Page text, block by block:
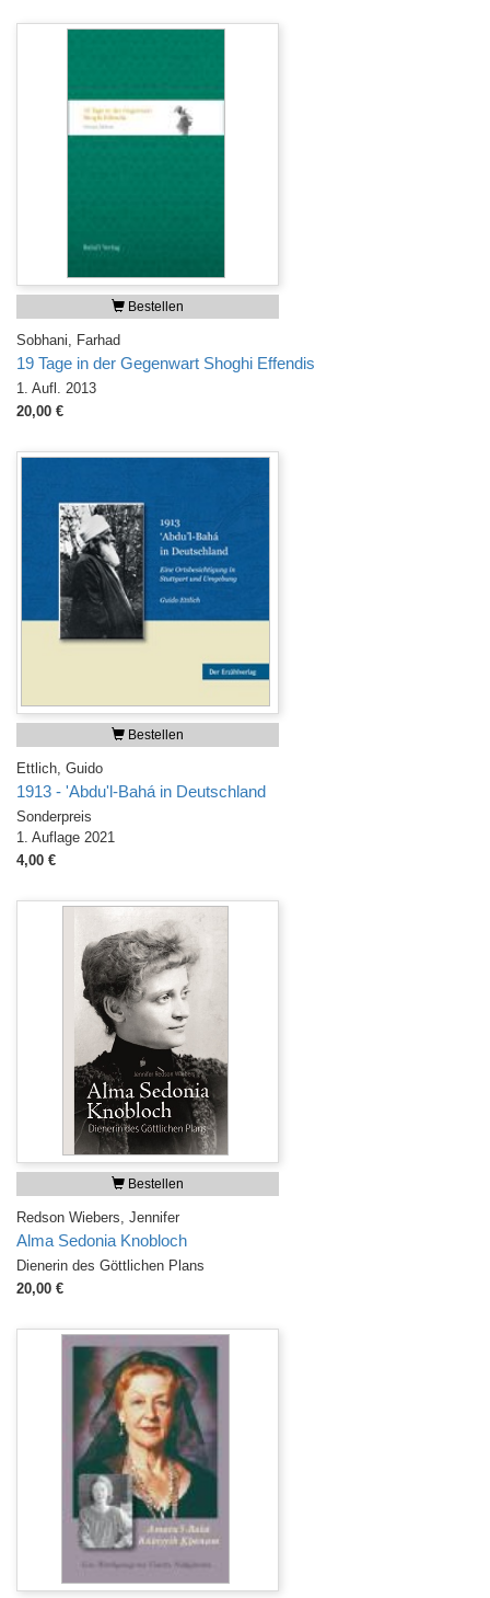
Bestellen
Sobhani, Farhad
19 Tage in der Gegenwart Shoghi Effendis
1. Aufl. 2013
20,00 €
Bestellen
Ettlich, Guido
1913 - 'Abdu'l-Bahá in Deutschland
Sonderpreis
1. Auflage 2021
4,00 €
Bestellen
Redson Wiebers, Jennifer
Alma Sedonia Knobloch
Dienerin des Göttlichen Plans
20,00 €